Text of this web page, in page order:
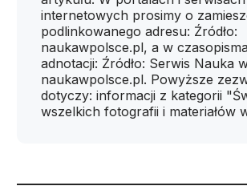
internetowych prosimy o
podlinkowanego adresu: Źródło:
naukawpolsce.pl, a w
adnotacji: Źródło: Serwis Nauka
naukawpolsce.pl. Powyższe
dotyczy: informacji z kategorii
wszelkich fotografii i materiałów